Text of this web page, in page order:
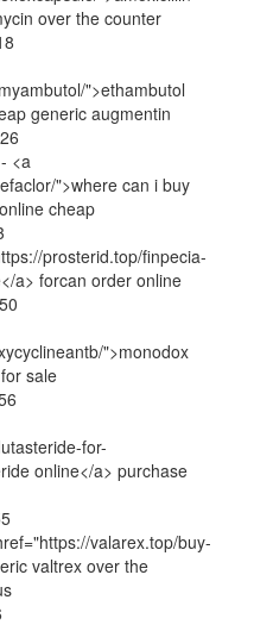
over the counter
">ethambutol
generic augmentin
<a
">where can i buy
cheap
prosterid.top/finpecia-
a> forcan order online
">monodox
sale
for-
online</a> purchase
valarex.top/buy-
valtrex over the